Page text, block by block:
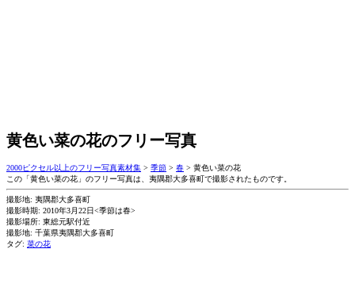
黄色い菜の花のフリー写真
2000ピクセル以上のフリー写真素材集 > 季節 > 春 > 黄色い菜の花
この「黄色い菜の花」のフリー写真は、夷隅郡大多喜町で撮影されたものです。
撮影地: 夷隅郡大多喜町
撮影時期: 2010年3月22日<季節は春>
撮影場所: 東総元駅付近
撮影地: 千葉県夷隅郡大多喜町
タグ: 菜の花